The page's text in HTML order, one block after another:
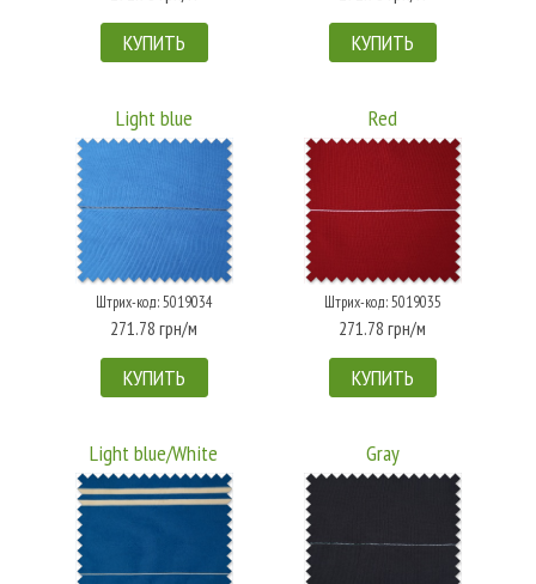
КУПИТЬ КУПИТЬ
Light blue
Штрих-код: 5019034
271.78 грн/м
КУПИТЬ
Red
Штрих-код: 5019035
271.78 грн/м
КУПИТЬ
Light blue/White Gray